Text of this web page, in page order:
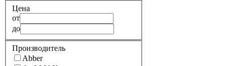
Цена
от
до
Производитель
Abber